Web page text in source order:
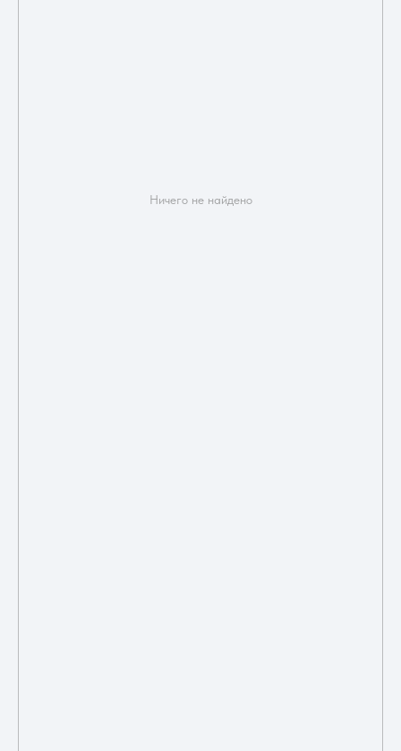
Ничего не найдено